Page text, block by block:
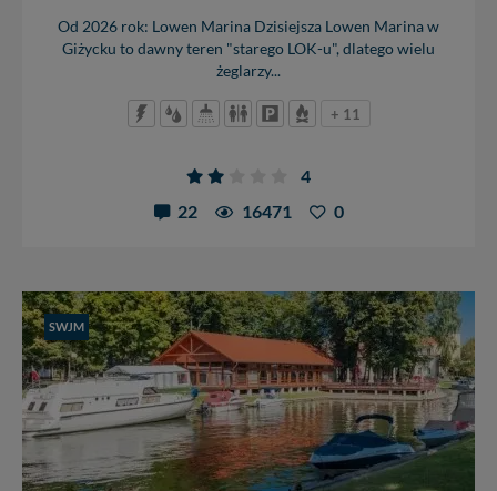
Od 2026 rok: Lowen Marina Dzisiejsza Lowen Marina w
Giżycku to dawny teren "starego LOK-u", dlatego wielu
żeglarzy...
+ 11
4
22
16471 0
SWJM